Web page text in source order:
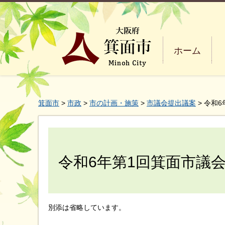
ホーム
箕面市 > 市政 > 市の計画・施策 > 市議会提出議案 > 令和6
令和6年第1回箕面市議
別添は省略しています。